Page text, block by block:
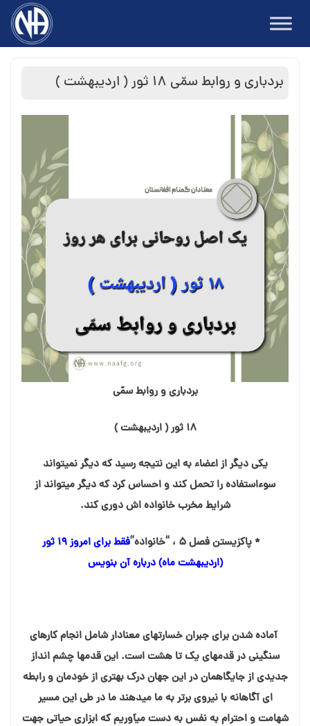
content
بردباری و روابط سمّی ۱۸ ثور ( اردیبهشت )
بردباری و روابط سمّی
۱۸ ثور ( اردیبهشت )
یکی دیگر از اعضاء به این نتیجه رسید که دیگر نمیتواند
سوءاستفاده را تحمل کند و احساس کرد که دیگر میتواند از
شرایط مخرب خانواده اش دوری کند.
* پاکزیستن فصل ۵ ، “خانواده”
فقط برای امروز ۱۹ ثور
(اردیبهشت ماه) درباره آن بنویس
آماده شدن برای جبران خسارتهای معنادار شامل انجام کارهای
سنگینی در قدمهای یک تا هشت است. این قدمها چشم انداز
جدیدی از جایگاهمان در این جهان درک بهتری از خودمان و رابطه
ای آگاهانه با نیروی برتر به ما میدهند ما در طی این مسیر
شهامت و احترام به نفس به دست میآوریم که ابزاری حیاتی جهت